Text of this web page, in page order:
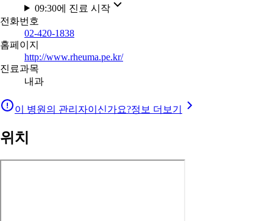
09:30에 진료 시작
전화번호
02-420-1838
홈페이지
http://www.rheuma.pe.kr/
진료과목
내과
이 병원의 관리자이신가요?정보 더보기
위치